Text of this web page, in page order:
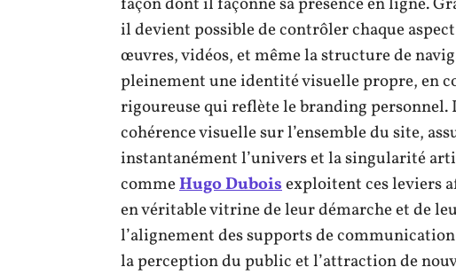
il devient possible de contrôler chaque
œuvres, vidéos, et même la structure de
pleinement une identité visuelle propre, en
rigoureuse qui reflète le branding personnel.
cohérence visuelle sur l’ensemble du site,
instantanément l’univers et la singularité
commeHugo Duboisexploitent ces leviers
en véritable vitrine de leur démarche et de
l’alignement des supports de
la perception du public et l’attraction de